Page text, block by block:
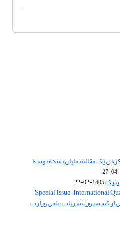
یک مقاله نمایان نشده توسط
1405-02-22
Special Issue – International
از کمیسیون نشریات علمی وزارت